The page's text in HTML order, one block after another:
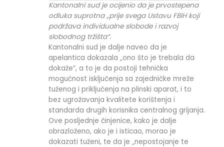
Kantonalni sud je ocijenio da je prvostepena
odluka suprotna „prije svega Ustavu FBiH koji
podržava individualne slobode i razvoj
slobodnog tržišta“.
Kantonalni sud je dalje naveo da je
apelantica dokazala „ono što je trebala da
dokaže“, a to je da postoji tehnička
mogućnost isključenja sa zajedničke mreže
tuženog i priključenja na plinski aparat, i to
bez ugrožavanja kvalitete korištenja i
standarda drugih korisnika centralnog grijanja.
Ove posljednje činjenice, kako je dalje
obrazloženo, ako je i isticao, morao je
dokazati tuženi, te da je „nepostojanje te